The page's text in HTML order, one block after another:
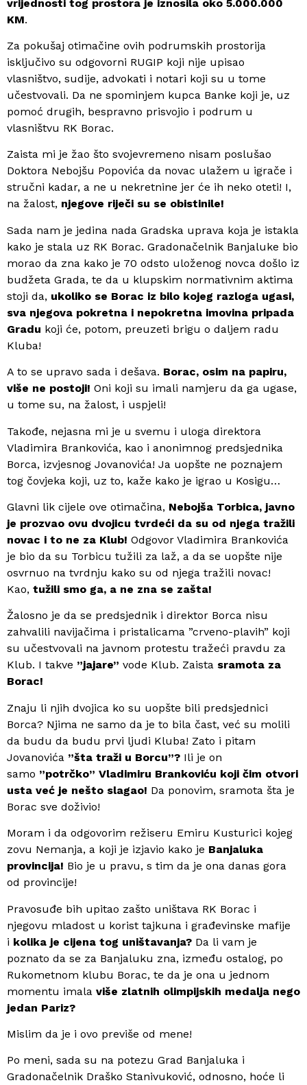
vrijednosti tog prostora je iznosila oko 5.000.000
KM.
Za pokušaj otimačine ovih podrumskih prostorija
isključivo su odgovorni RUGIP koji nije upisao
vlasništvo, sudije, advokati i notari koji su u tome
učestvovali. Da ne spominjem kupca Banke koji je, uz
pomoć drugih, bespravno prisvojio i podrum u
vlasništvu RK Borac.
Zaista mi je žao što svojevremeno nisam poslušao
Doktora Nebojšu Popovića da novac ulažem u igrače i
stručni kadar, a ne u nekretnine jer će ih neko oteti! I,
na žalost, njegove riječi su se obistinile!
Sada nam je jedina nada Gradska uprava koja je istakla
kako je stala uz RK Borac. Gradonačelnik Banjaluke bio
morao da zna kako je 70 odsto uloženog novca došlo iz
budžeta Grada, te da u klupskim normativnim aktima
stoji da, ukoliko se Borac iz bilo kojeg razloga ugasi,
sva njegova pokretna i nepokretna imovina pripada
Gradu koji će, potom, preuzeti brigu o daljem radu
Kluba!
A to se upravo sada i dešava. Borac, osim na papiru,
više ne postoji! Oni koji su imali namjeru da ga ugase,
u tome su, na žalost, i uspjeli!
Takođe, nejasna mi je u svemu i uloga direktora
Vladimira Brankovića, kao i anonimnog predsjednika
Borca, izvjesnog Jovanovića! Ja uopšte ne poznajem
tog čovjeka koji, uz to, kaže kako je igrao u Kosigu…
Glavni lik cijele ove otimačina, Nebojša Torbica, javno
je prozvao ovu dvojicu tvrdeći da su od njega tražili
novac i to ne za Klub! Odgovor Vladimira Brankovića
je bio da su Torbicu tužili za laž, a da se uopšte nije
osvrnuo na tvrdnju kako su od njega tražili novac!
Kao, tužili smo ga, a ne zna se zašta!
Žalosno je da se predsjednik i direktor Borca nisu
zahvalili navijačima i pristalicama ”crveno-plavih” koji
su učestvovali na javnom protestu tražeći pravdu za
Klub. I takve ”jajare” vode Klub. Zaista sramota za
Borac!
Znaju li njih dvojica ko su uopšte bili predsjednici
Borca? Njima ne samo da je to bila čast, već su molili
da budu da budu prvi ljudi Kluba! Zato i pitam
Jovanovića ”šta traži u Borcu”? Ili je on
samo ”potrčko” Vladimiru Brankoviću koji čim otvori
usta već je nešto slagao! Da ponovim, sramota šta je
Borac sve doživio!
Moram i da odgovorim režiseru Emiru Kusturici kojeg
zovu Nemanja, a koji je izjavio kako je Banjaluka
provincija! Bio je u pravu, s tim da je ona danas gora
od provincije!
Pravosuđe bih upitao zašto uništava RK Borac i
njegovu mladost u korist tajkuna i građevinske mafije
i kolika je cijena tog uništavanja? Da li vam je
poznato da se za Banjaluku zna, između ostalog, po
Rukometnom klubu Borac, te da je ona u jednom
momentu imala više zlatnih olimpijskih medalja nego
jedan Pariz?
Mislim da je i ovo previše od mene!
Po meni, sada su na potezu Grad Banjaluka i
Gradonačelnik Draško Stanivuković, odnosno, hoće li